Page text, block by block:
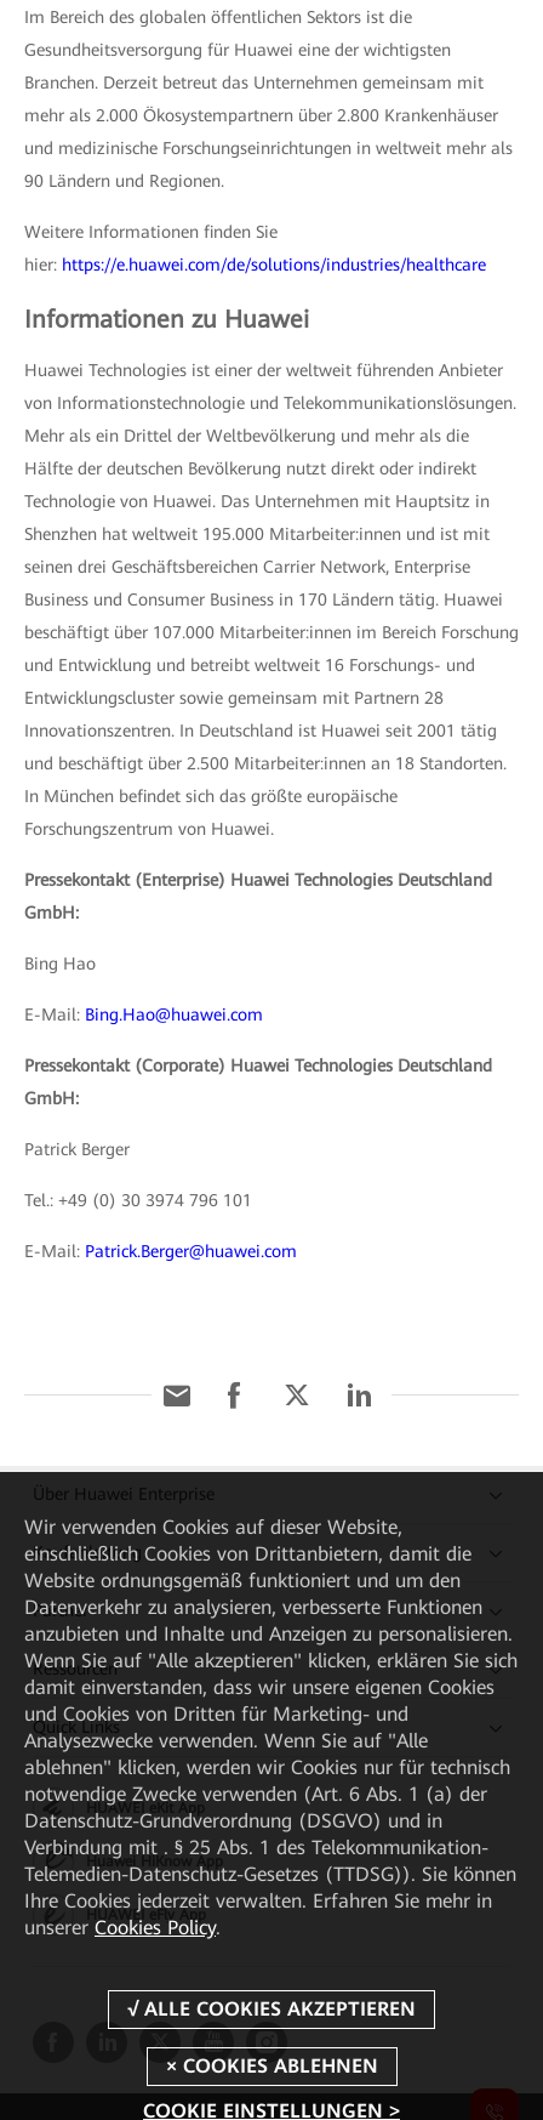
Im Bereich des globalen öffentlichen Sektors ist die
Gesundheitsversorgung für Huawei eine der wichtigsten
Branchen. Derzeit betreut das Unternehmen gemeinsam mit
mehr als 2.000 Ökosystempartnern über 2.800 Krankenhäuser
und medizinische Forschungseinrichtungen in weltweit mehr als
90 Ländern und Regionen.
Weitere Informationen finden Sie
hier: https://e.huawei.com/de/solutions/industries/healthcare
Informationen zu Huawei
Huawei Technologies ist einer der weltweit führenden Anbieter
von Informationstechnologie und Telekommunikationslösungen.
Mehr als ein Drittel der Weltbevölkerung und mehr als die
Hälfte der deutschen Bevölkerung nutzt direkt oder indirekt
Technologie von Huawei. Das Unternehmen mit Hauptsitz in
Shenzhen hat weltweit 195.000 Mitarbeiter:innen und ist mit
seinen drei Geschäftsbereichen Carrier Network, Enterprise
Business und Consumer Business in 170 Ländern tätig. Huawei
beschäftigt über 107.000 Mitarbeiter:innen im Bereich Forschung
und Entwicklung und betreibt weltweit 16 Forschungs- und
Entwicklungscluster sowie gemeinsam mit Partnern 28
Innovationszentren. In Deutschland ist Huawei seit 2001 tätig
und beschäftigt über 2.500 Mitarbeiter:innen an 18 Standorten.
In München befindet sich das größte europäische
Forschungszentrum von Huawei.
Pressekontakt (Enterprise) Huawei Technologies Deutschland
GmbH:
Bing Hao
E-Mail: Bing.Hao@huawei.com
Pressekontakt (Corporate) Huawei Technologies Deutschland
GmbH:
Patrick Berger
Tel.: +49 (0) 30 3974 796 101
E-Mail: Patrick.Berger@huawei.com
Über Huawei Enterprise
Kaufanleitung
Partner
Ressourcen
Quick Links
HUAWEI eKit App
Huawei HiKnow App
HUAWEI eFly App
Wir verwenden Cookies auf dieser Website,
einschließlich Cookies von Drittanbietern, damit die
Website ordnungsgemäß funktioniert und um den
Datenverkehr zu analysieren, verbesserte Funktionen
anzubieten und Inhalte und Anzeigen zu personalisieren.
Wenn Sie auf "Alle akzeptieren" klicken, erklären Sie sich
damit einverstanden, dass wir unsere eigenen Cookies
und Cookies von Dritten für Marketing- und
Analysezwecke verwenden. Wenn Sie auf "Alle
ablehnen" klicken, werden wir Cookies nur für technisch
notwendige Zwecke verwenden (Art. 6 Abs. 1 (a) der
Datenschutz-Grundverordnung (DSGVO) und in
Verbindung mit . § 25 Abs. 1 des Telekommunikation-
Telemedien-Datenschutz-Gesetzes (TTDSG)). Sie können
Ihre Cookies jederzeit verwalten. Erfahren Sie mehr in
unserer Cookies Policy.
COOKIE EINSTELLUNGEN >